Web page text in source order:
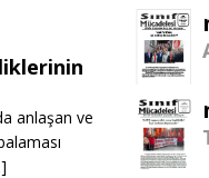
anlaşan ve